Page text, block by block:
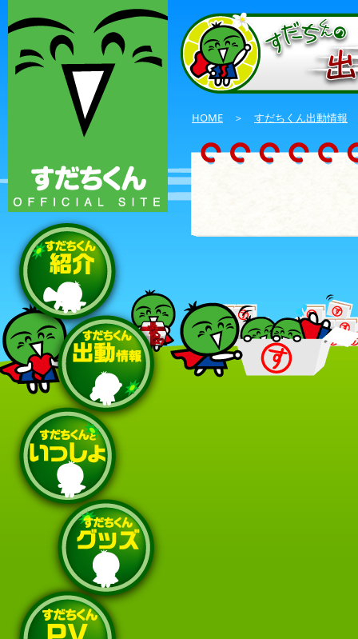
HOME ＞ すだちくん出動情報